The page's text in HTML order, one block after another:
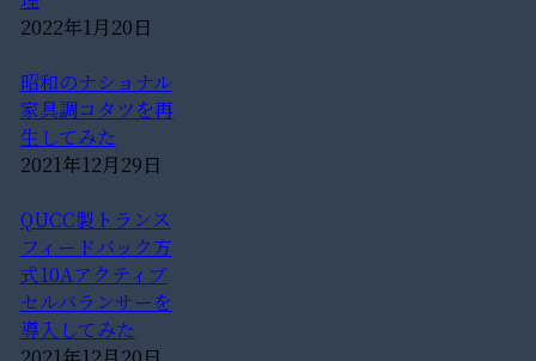
2022年1月20日
昭和のナショナル
家具調コタツを再
生してみた
2021年12月29日
QUCC製トランス
フィードバック方
式10Aアクティブ
セルバランサーを
導入してみた